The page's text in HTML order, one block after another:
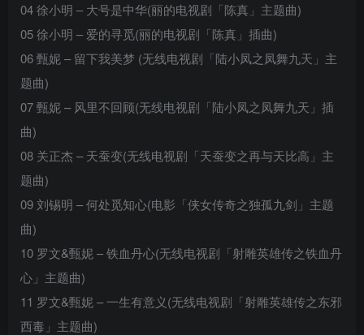
04 徐小明 – 大号是中华(丽的电视剧「陈真」主题曲)
05 徐小明 – 爱的寻觅(丽的电视剧「陈真」插曲)
06 甄妮 – 留下我美梦 (无线电视剧「陆小凤之凤舞九天」主
题曲)
07 甄妮 – 风里不回顾(无线电视剧「陆小凤之凤舞九天」插
曲)
08 关正杰 – 天蚕变(无线电视剧「天蚕变之再与天比高」主
题曲)
09 刘锡明 – 何处觅知心(电影「侠女传奇之独孤九剑」主题
曲)
10 罗文&甄妮 – 铁血丹心(无线电视剧「射雕英雄传之铁血丹
心」主题曲)
11 罗文&甄妮 – 一生有意义(无线电视剧「射雕英雄传之东邪
西毒」主题曲)